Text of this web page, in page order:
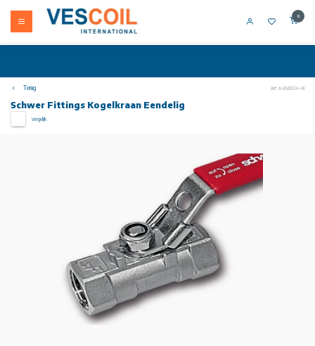
0
Terug Art: A-BVEG14-8i
Schwer Fittings Kogelkraan Eendelig
Vergelijk